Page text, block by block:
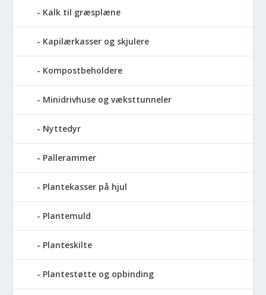
Kalk til græsplæne
Kapilærkasser og skjulere
Kompostbeholdere
Minidrivhuse og væksttunneler
Nyttedyr
Pallerammer
Plantekasser på hjul
Plantemuld
Planteskilte
Plantestøtte og opbinding